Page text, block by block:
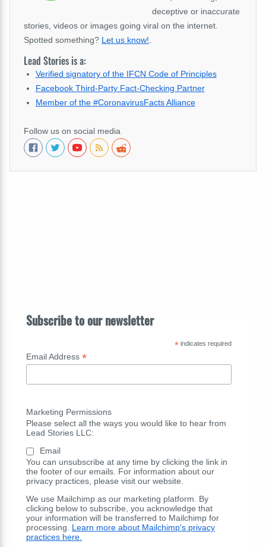
deceptive or inaccurate
stories, videos or images going viral on the internet.
Spotted something? Let us know!
Lead Stories is a:
Verified signatory of the IFCN Code of Principles
Facebook Third-Party Fact-Checking Partner
Member of the #CoronavirusFacts Alliance
Follow us on social media
Subscribe to our newsletter
*indicates required
Email Address *
Marketing Permissions
Please select all the ways you would like to hear from
Lead Stories LLC:
Email
You can unsubscribe at any time by clicking the link in
the footer of our emails. For information about our
privacy practices, please visit our website.
We use Mailchimp as our marketing platform. By
clicking below to subscribe, you acknowledge that
your information will be transferred to Mailchimp for
processing. Learn more about Mailchimp's privacy
practices here.